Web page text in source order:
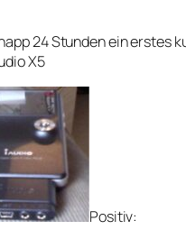
24 Stunden ein erstes
X5
Positiv: